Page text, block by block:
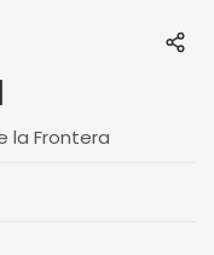
la Frontera